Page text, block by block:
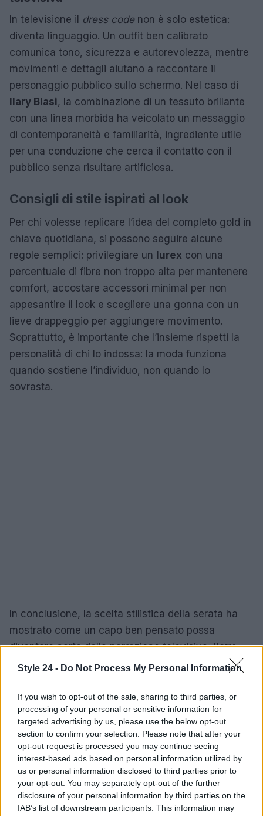
Style 24 - Do Not Process My Personal Information
If you wish to opt-out of the sale, sharing to third parties, or
processing of your personal or sensitive information for
targeted advertising by us, please use the below opt-out
section to confirm your selection. Please note that after your
opt-out request is processed you may continue seeing
interest-based ads based on personal information utilized by
us or personal information disclosed to third parties prior to
your opt-out. You may separately opt-out of the further
disclosure of your personal information by third parties on the
IAB’s list of downstream participants. This information may
In televisione il dress codenon è solo estetica:
diventa linguaggio. Un outfit ben calibrato
comunica tono, sicurezza e autorevolezza, mentre
movimenti e dettagli aiutano a raccontare il
personaggio pubblico sullo schermo. Nel caso di
Ilary Blasi, la combinazione di un tessuto brillante
con una linea morbida ha veicolato un messaggio
di contemporaneità e familiarità, ingrediente utile
per una conduzione che cerca il contatto con il
pubblico senza risultare artificiosa.
Consigli di stile ispirati al look
Per chi volesse replicare l’idea del completo gold in
chiave quotidiana, si possono seguire alcune
regole semplici: privilegiare un lurex con una
percentuale di fibre non troppo alta per mantenere
comfort, accostare accessori minimal per non
appesantire il look e scegliere una gonna con un
lieve drappeggio per aggiungere movimento.
Soprattutto, è importante che l’insieme rispetti la
personalità di chi lo indossa: la moda funziona
quando sostiene l’individuo, non quando lo
sovrasta.
In conclusione, la scelta stilistica della serata ha
mostrato come un capo ben pensato possa
diventare parte della narrazione televisiva:Ilary
Blasiha usato un outfit in lurex gold
per
consenso critico (voto 9 nella pagella dell’8 maggio
2026) e contribuire all’appeal del Grande Fratello
, che continua a registrare attenzione da parte
del pubblico.
AUTORE
Roberta Tagliabue